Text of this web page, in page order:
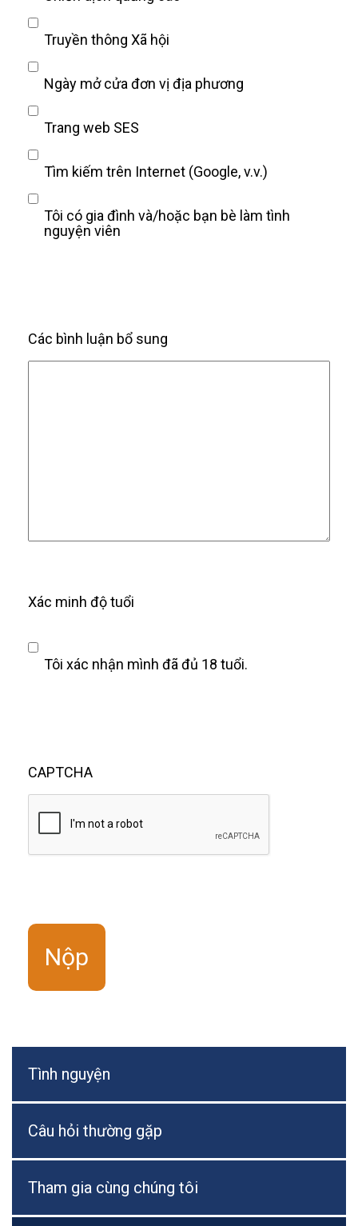
Truyền thông Xã hội
Ngày mở cửa đơn vị địa phương
Trang web SES
Tìm kiếm trên Internet (Google, v.v.)
Tôi có gia đình và/hoặc bạn bè làm tình
nguyện viên
Các bình luận bổ sung
Xác minh độ tuổi
Tôi xác nhận mình đã đủ 18 tuổi.
CAPTCHA
Tình nguyện
Câu hỏi thường gặp
Tham gia cùng chúng tôi